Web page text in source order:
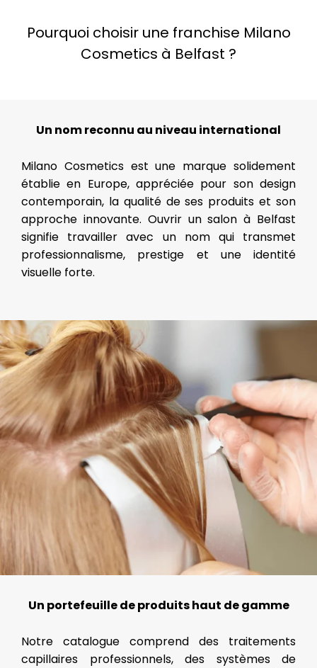
Pourquoi choisir une franchise Milano
Cosmetics à Belfast ?
Un nom reconnu au niveau international
Milano Cosmetics est une marque solidement
établie en Europe, appréciée pour son design
contemporain, la qualité de ses produits et son
approche innovante. Ouvrir un salon à Belfast
signifie travailler avec un nom qui transmet
professionnalisme, prestige et une identité
visuelle forte.
Un portefeuille de produits haut de gamme
Notre catalogue comprend des traitements
capillaires professionnels, des systèmes de